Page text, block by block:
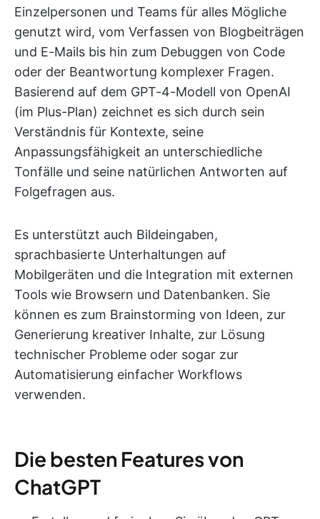
Einzelpersonen und Teams für alles Mögliche
genutzt wird, vom Verfassen von Blogbeiträgen
und E-Mails bis hin zum Debuggen von Code
oder der Beantwortung komplexer Fragen.
Basierend auf dem GPT-4-Modell von OpenAI
(im Plus-Plan) zeichnet es sich durch sein
Verständnis für Kontexte, seine
Anpassungsfähigkeit an unterschiedliche
Tonfälle und seine natürlichen Antworten auf
Folgefragen aus.
Es unterstützt auch Bildeingaben,
sprachbasierte Unterhaltungen auf
Mobilgeräten und die Integration mit externen
Tools wie Browsern und Datenbanken. Sie
können es zum Brainstorming von Ideen, zur
Generierung kreativer Inhalte, zur Lösung
technischer Probleme oder sogar zur
Automatisierung einfacher Workflows
verwenden.
Die besten Features von
ChatGPT